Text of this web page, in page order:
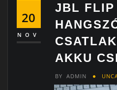
20
NOV
JBL FLIP
AKKU
BY ADMIN